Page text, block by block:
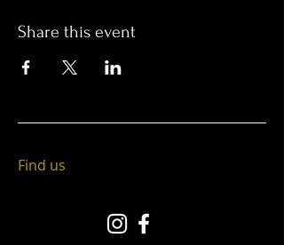
Share this event
Find us